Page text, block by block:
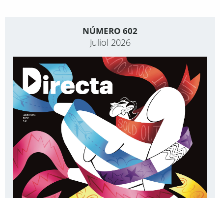
NÚMERO 602
Juliol 2026